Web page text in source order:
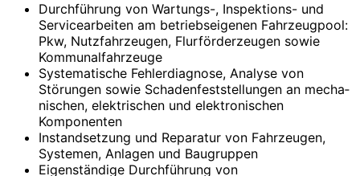
Durchführung von Wartungs-, Inspektions- und
Servicearbeiten am betriebseigenen Fahrzeug­pool:
Pkw, Nutzfahrzeugen, Flurförderzeugen sowie
Kommunalfahrzeuge
Systematische Fehlerdiagnose, Analyse von
Störungen sowie Schadenfeststellungen an mecha­
nischen, elektrischen und elektronischen
Komponenten
Instandsetzung und Reparatur von Fahrzeugen,
Systemen, Anlagen und Baugruppen
Eigenständige Durchführung von